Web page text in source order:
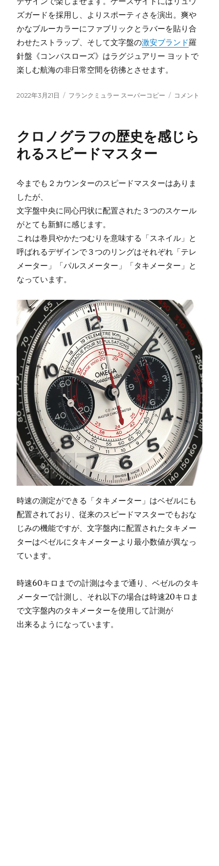
ズガードを採用し、よりスポーティさを演出。爽や
かなブルーカラーにファブリックとラバーを貼り合
わせたストラップ、そして文字盤の激安ブランド羅
針盤《コンパスローズ》はラグジュアリー ヨットで
楽しむ航海の非日常空間を彷彿とさせます。
投
2022年3月21日
カ
ー
フランクミュラー スーパーコピー
フ
ミ
ュ
ォ
チ
想
を
色
が
登
場
に
コメント
クロノグラフの歴史を感じら
れるスピードマスター
今までも２カウンターのスピードマスターはありま
したが、
文字盤中央に同心円状に配置された３つのスケール
がとても新鮮に感じます。
これは巻貝やかたつむりを意味する「スネイル」と
呼ばれるデザインで３つのリングはそれぞれ「テレ
メーター」「パルスメーター」「タキメーター」と
なっています。
時速の測定ができる「タキメーター」はベゼルにも
配置されており、従来のスピードマスターでもおな
じみの機能ですが、文字盤内に配置されたタキメー
ターはベゼルにタキメーターより最小数値が異なっ
ています。
時速60キロまでの計測は今まで通り、ベゼルのタキ
メーターで計測し、それ以下の場合は時速20キロま
で文字盤内のタキメーターを使用して計測が
出来るようになっています。